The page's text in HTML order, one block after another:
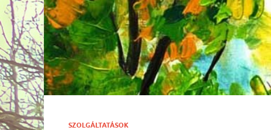
SZOLGÁLTATÁSOK